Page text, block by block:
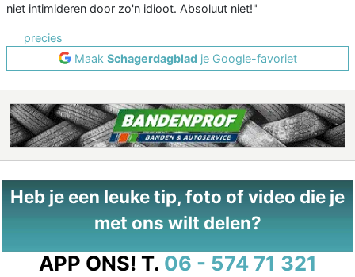
niet intimideren door zo'n idioot. Absoluut niet!"
precies
Maak Schagerdagbladje Google-favoriet
Heb je een leuke tip, foto of video die je
met ons wilt delen?
APP ONS! T. 06 - 574 71 321